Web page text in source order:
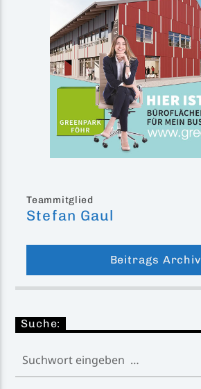
Teammitglied
Stefan Gaul
Beitrags Archiv
Suche: